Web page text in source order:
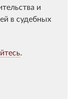
и
в судебных
.